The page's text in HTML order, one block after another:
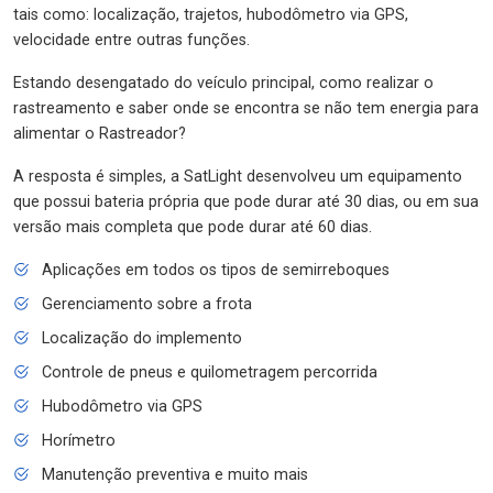
tais como: localização, trajetos, hubodômetro via GPS,
velocidade entre outras funções.
Estando desengatado do veículo principal, como realizar o
rastreamento e saber onde se encontra se não tem energia para
alimentar o Rastreador?
A resposta é simples, a SatLight desenvolveu um equipamento
que possui bateria própria que pode durar até 30 dias, ou em sua
versão mais completa que pode durar até 60 dias.
Aplicações em todos os tipos de semirreboques
Gerenciamento sobre a frota
Localização do implemento
Controle de pneus e quilometragem percorrida
Hubodômetro via GPS
Horímetro
Manutenção preventiva e muito mais